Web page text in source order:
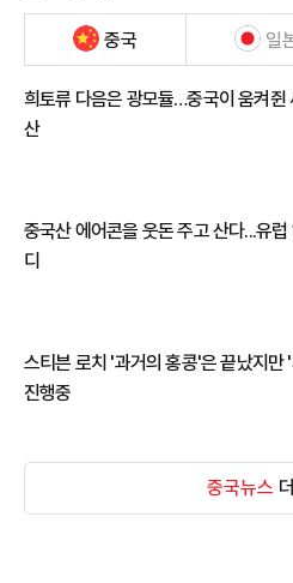
중국 일
희토류 다음은 광모듈…중국이 움켜쥔
산
중국산 에어콘을 웃돈 주고 산다...유럽
디
스티븐 로치 '과거의 홍콩'은 끝났지만
진행중
중국뉴스